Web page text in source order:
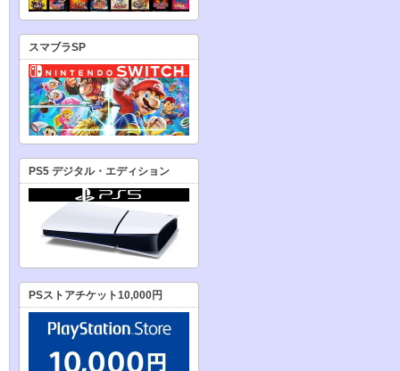
スマブラSP
PS5 デジタル・エディション
PSストアチケット10,000円